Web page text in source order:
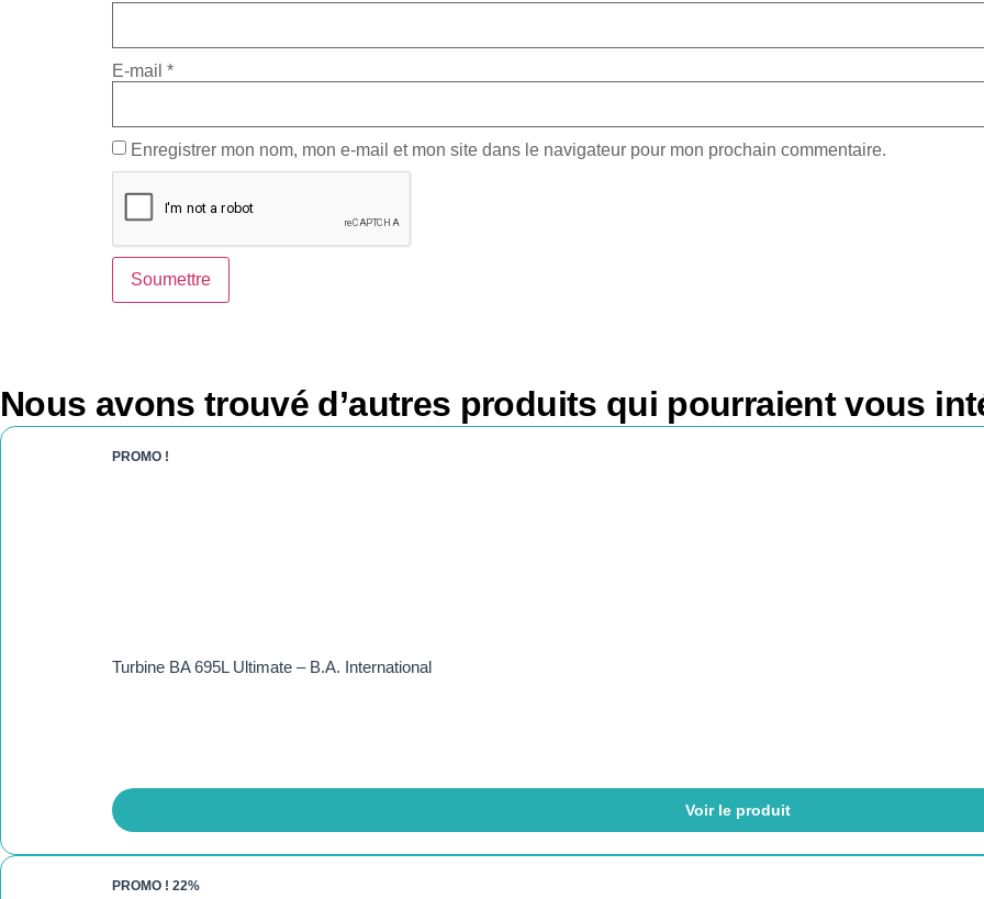
E-mail *
Enregistrer mon nom, mon e-mail et mon site dans le navigateur pour mon prochain commentaire.
Nous avons trouvé d’autres produits qui pourraient vous
PROMO !
Turbine BA 695L Ultimate – B.A. International
Voir le produit
PROMO ! 22%